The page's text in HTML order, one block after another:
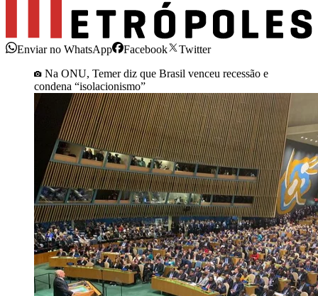
Enviar no WhatsApp Facebook
Twitter
Na ONU, Temer diz que Brasil venceu recessão e
condena “isolacionismo”